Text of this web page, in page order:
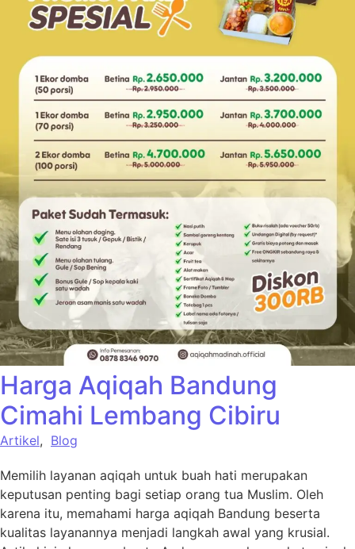
Harga Aqiqah Bandung
Cimahi Lembang Cibiru
Artikel, Blog
Memilih layanan aqiqah untuk buah hati merupakan
keputusan penting bagi setiap orang tua Muslim. Oleh
karena itu, memahami harga aqiqah Bandung beserta
kualitas layanannya menjadi langkah awal yang krusial.